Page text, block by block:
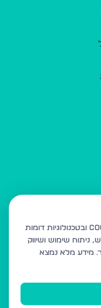
אתר רשות היחיד עושה שימוש בקבצי Cookie ובטכנולוגיות דומות
ניתוח שימוש ושיווק
מידע מלא נמצא